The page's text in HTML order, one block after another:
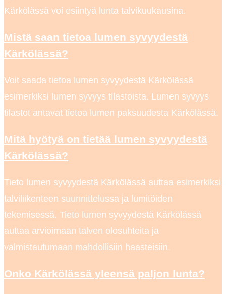
Kärkölässä voi esiintyä lunta talvikuukausina.
Mistä saan tietoa lumen syvyydestä
Kärkölässä?
Voit saada tietoa lumen syvyydestä Kärkölässä
esimerkiksi lumen syvyys tilastoista. Lumen syvyys
tilastot antavat tietoa lumen paksuudesta Kärkölässä.
Mitä hyötyä on tietää lumen syvyydestä
Kärkölässä?
Tieto lumen syvyydestä Kärkölässä auttaa esimerkiksi
talviliikenteen suunnittelussa ja lumitöiden
tekemisessä. Tieto lumen syvyydestä Kärkölässä
auttaa arvioimaan talven olosuhteita ja
valmistautumaan mahdollisiin haasteisiin.
Onko Kärkölässä yleensä paljon lunta?